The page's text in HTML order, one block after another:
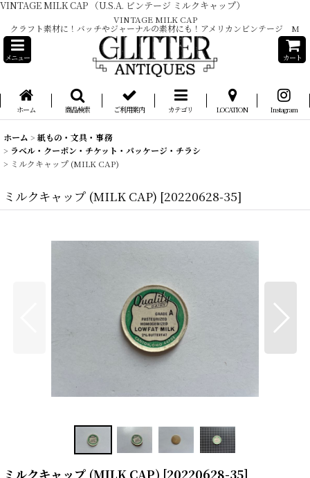
VINTAGE MILK CAP （U.S.A. ビンテージ ミルクキャップ）
VINTAGE MILK CAP
クラフト素材に！バッチやジャーナルの素材にも！アメリカンビンテージ M
メニュー カート
ホーム 商品検索 ご利用案内 カテゴリ LOCATION Instagram
ホーム > 紙もの・文具・事務
> ラベル・クーポン・チケット・パッケージ・チラシ
> ミルクキャップ (MILK CAP)
ミルクキャップ (MILK CAP) [20220628-35]
ミルクキャップ (MILK CAP) [20220628-35]